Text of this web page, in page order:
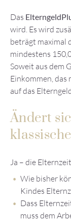
Das
wird. Es wird
beträgt maximal
mindestens
Soweit aus dem
Einkommen,
auf das
Ändert
Ja – die
Wie bisher
Kindes
Dass
muss dem